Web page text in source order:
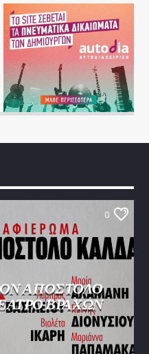
0
ΑΠΟΣΤΟΛΟ
ΒΡΑΧΩΝ